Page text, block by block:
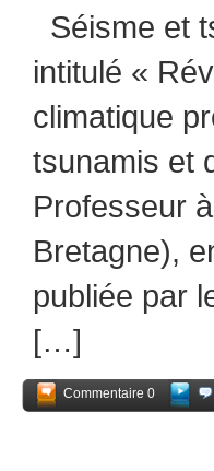
Séisme et
intitulé «
climatique
tsunamis et
Professeur
Bretagne),
publiée par
[…]
Commentaire 0